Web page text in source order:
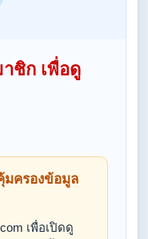
ชิก เพื่อดู
มครองข้อมูล
เพื่อเปิดดู